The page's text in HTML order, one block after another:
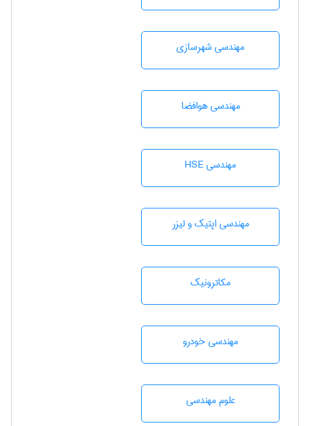
مهندسی شهرسازی
مهندسی هوافضا
مهندسی HSE
مهندسی اپتیک و لیزر
مکاترونیک
مهندسی خودرو
علوم مهندسی